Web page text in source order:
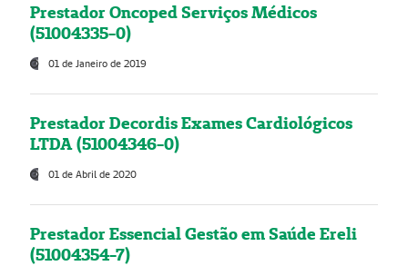
Prestador Oncoped Serviços Médicos
(51004335-0)
01 de Janeiro de 2019
Prestador Decordis Exames Cardiológicos
LTDA (51004346-0)
01 de Abril de 2020
Prestador Essencial Gestão em Saúde Ereli
(51004354-7)